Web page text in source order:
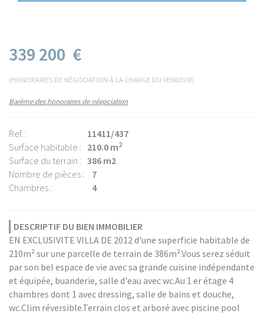
339 200 €
(HONORAIRES DE NÉGOCIATION À LA CHARGE DU VENDEUR)
Barème des honoraires de négociation
Ref. :
11411/437
Surface habitable : 210.0 m2
Surface du terrain : 386 m2
Nombre de pièces :
7
Chambres :
4
DESCRIPTIF DU BIEN IMMOBILIER
EN EXCLUSIVITE VILLA DE 2012 d'une superficie habitable de
210m² sur une parcelle de terrain de 386m².Vous serez séduit
par son bel espace de vie avec sa grande cuisine indépendante
et équipée, buanderie, salle d'eau avec wc.Au 1 er étage 4
chambres dont 1 avec dressing, salle de bains et douche,
wc.Clim réversible.Terrain clos et arboré avec piscine pool